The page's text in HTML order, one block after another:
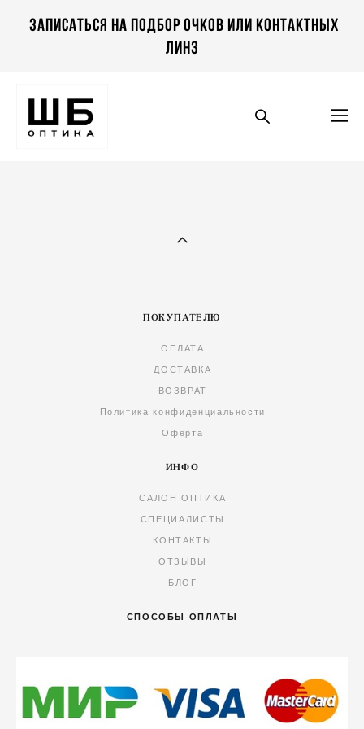
Записаться на подбор очков или контактных
линз
ПОКУПАТЕЛЮ
ОПЛАТА
ДОСТАВКА
ВОЗВРАТ
Политика конфиденциальности
Оферта
ИНФО
САЛОН ОПТИКА
СПЕЦИАЛИСТЫ
КОНТАКТЫ
ОТЗЫВЫ
БЛОГ
СПОСОБЫ ОПЛАТЫ